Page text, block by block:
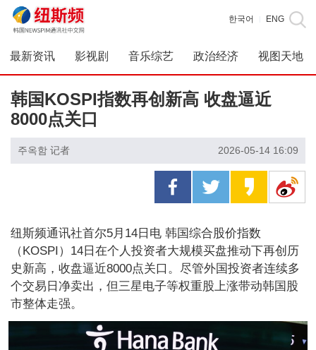
한국어 ENG
最新资讯 影视剧 音乐综艺 政治经济 视图天地
韩国KOSPI指数再创新高 收盘逼近
8000点关口
주옥함 记者 2026-05-14 16:09
纽斯频通讯社首尔5月14日电 韩国综合股价指数
（KOSPI）14日在个人投资者大规模买盘推动下再创历
史新高，收盘逼近8000点关口。尽管外国投资者连续多
个交易日净卖出，但三星电子等权重股上涨带动韩国股
市整体走强。